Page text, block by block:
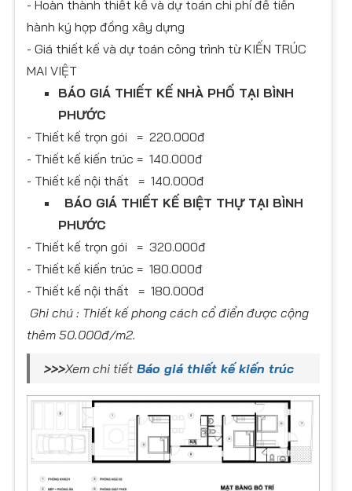
- Hoàn thành thiết kế và dự toán chi phí để tiến
hành ký hợp đồng xây dựng
- Giá thiết kế và dự toán công trình từ KIẾN TRÚC
MAI VIỆT
BÁO GIÁ THIẾT KẾ NHÀ PHỐ TẠI BÌNH
PHƯỚC
- Thiết kế trọn gói = 220.000đ
- Thiết kế kiến trúc = 140.000đ
- Thiết kế nội thất = 140.000đ
BÁO GIÁ THIẾT KẾ BIỆT THỰ TẠI BÌNH
PHƯỚC
- Thiết kế trọn gói = 320.000đ
- Thiết kế kiến trúc = 180.000đ
- Thiết kế nội thất = 180.000đ
Ghi chú : Thiết kế phong cách cổ điển được cộng
thêm 50.000đ/m2.
>>>Xem chi tiết Báo giá thiết kế kiến trúc